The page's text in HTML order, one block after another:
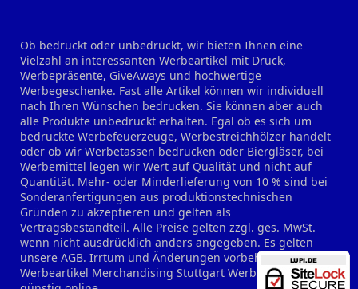
Ob bedruckt oder unbedruckt, wir bieten Ihnen eine
Vielzahl an interessanten Werbeartikel mit Druck,
Werbepräsente, GiveAways und hochwertige
Werbegeschenke. Fast alle Artikel können wir individuell
nach Ihren Wünschen bedrucken. Sie können aber auch
alle Produkte unbedruckt erhalten. Egal ob es sich um
bedruckte Werbefeuerzeuge, Werbestreichhölzer handelt
oder ob wir Werbetassen bedrucken oder Biergläser, bei
Werbemittel legen wir Wert auf Qualität und nicht auf
Quantität. Mehr- oder Minderlieferung von 10 % sind bei
Sonderanfertigungen aus produktionstechnischen
Gründen zu akzeptieren und gelten als
Vertragsbestandteil. Alle Preise gelten zzgl. ges. MwSt.
wenn nicht ausdrücklich anders angegeben. Es gelten
unsere AGB. Irrtum und Änderungen vorbehalten.
Werbeartikel Merchandising Stuttgart Werbeartikel